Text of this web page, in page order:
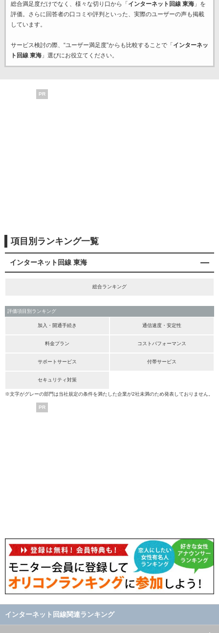
総合満足度だけでなく、様々な切り口から「 インターネット回線 東海」を
評価。さらに回答者の口コミや評判といった、実際のユーザーの声も掲載
しています。
サービス検討の際、“ユーザー満足度”からも比較することで「 インターネッ
ト回線 東海」選びにお役立てください。
PR
項目別ランキング一覧
インターネット回線 東海
総合ランキング
評価項目別ランキング
加入・開通手続き 通信速度・安定性
料金プラン コストパフォーマンス
サポートサービス 付帯サービス
セキュリティ対策
※文字がグレーの部門は当社規定の条件を満たした企業が2社未満のため発表しておりません。
PR
インターネット回線関連ランキング